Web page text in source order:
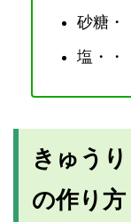
砂糖・
塩・・
きゅう
の作り方